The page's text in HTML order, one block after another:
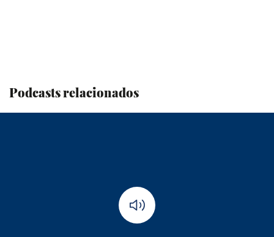
Podcasts relacionados